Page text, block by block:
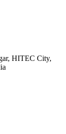
HITEC City,